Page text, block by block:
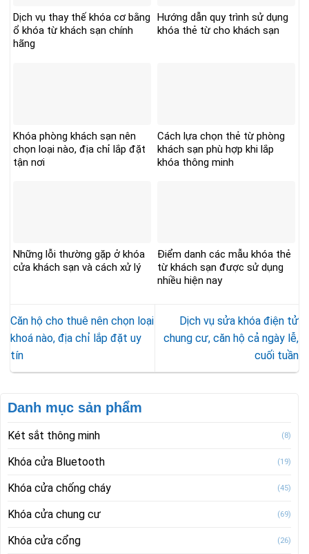
Dịch vụ thay thế khóa cơ bằng
ổ khóa từ khách sạn chính
hãng
Hướng dẫn quy trình sử dụng
khóa thẻ từ cho khách sạn
Khóa phòng khách sạn nên
chọn loại nào, địa chỉ lắp đặt
tận nơi
Cách lựa chọn thẻ từ phòng
khách sạn phù hợp khi lắp
khóa thông minh
Những lỗi thường gặp ở khóa
cửa khách sạn và cách xử lý
Điểm danh các mẫu khóa thẻ
từ khách sạn được sử dụng
nhiều hiện nay
Căn hộ cho thuê nên chọn loại
khoá nào, địa chỉ lắp đặt uy
tín
Dịch vụ sửa khóa điện tử
chung cư, căn hộ cả ngày lễ,
cuối tuần
Danh mục sản phẩm
Két sắt thông minh (8)
Khóa cửa Bluetooth (19)
Khóa cửa chống cháy (45)
Khóa cửa chung cư (69)
Khóa cửa cổng (26)